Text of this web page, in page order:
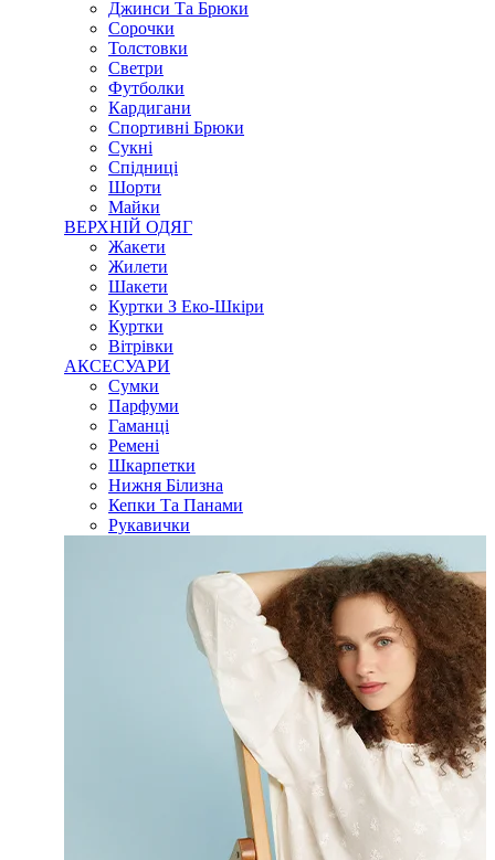
Джинси Та Брюки
Сорочки
Толстовки
Светри
Футболки
Кардигани
Спортивні Брюки
Сукні
Спідниці
Шорти
Майки
ВЕРХНІЙ ОДЯГ
Жакети
Жилети
Шакети
Куртки З Еко-Шкіри
Куртки
Вітрівки
АКСЕСУАРИ
Сумки
Парфуми
Гаманці
Ремені
Шкарпетки
Нижня Білизна
Кепки Та Панами
Рукавички